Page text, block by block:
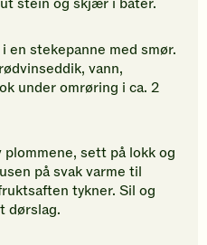
en stekepanne med smør.
vann,
under omrøring i ca. 2
sett på lokk og
på svak varme til
tykner. Sil og
dørslag.